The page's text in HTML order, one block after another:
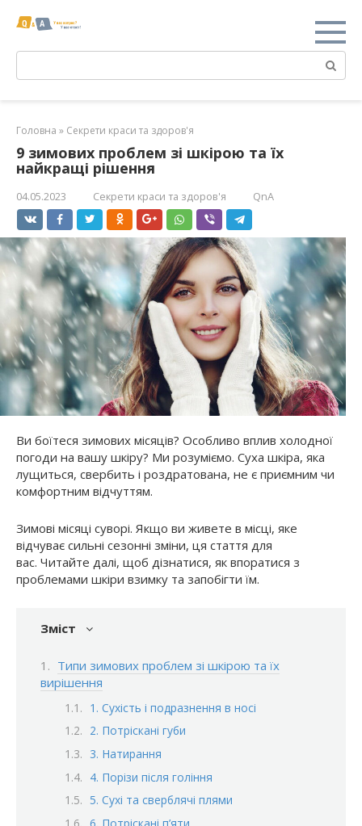
Поиск:
Головна » Секрети краси та здоров'я
9 зимових проблем зі шкірою та їх
найкращі рішення
04.05.2023 Секрети краси та здоров'я QnA
Ви боїтеся зимових місяців? Особливо вплив холодної
погоди на вашу шкіру? Ми розуміємо. Суха шкіра, яка
лущиться, свербить і роздратована, не є приємним чи
комфортним відчуттям.
Зимові місяці суворі. Якщо ви живете в місці, яке
відчуває сильні сезонні зміни, ця стаття для
вас. Читайте далі, щоб дізнатися, як впоратися з
проблемами шкіри взимку та запобігти їм.
Зміст
Типи зимових проблем зі шкірою та їх
вирішення
1. Сухість і подразнення в носі
2. Потріскані губи
3. Натирання
4. Порізи після гоління
5. Сухі та сверблячі плями